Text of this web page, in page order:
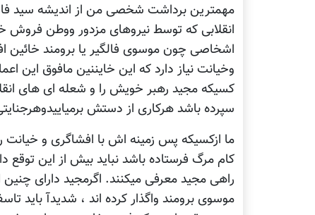
مهمترین برداشت شخصی من از اندیشه سید
انقلابی که توسط نیروهای مزدور ووطن
اشخاصی چون موسوی فالگیر یا برومند خائین
وخیانت نیاز دارد که این خایننین مافوق این
کسیکه مجید رهبر خویش را و شعله ای های
سپرده باشد هرکاری از دستش
ما ازکسیکه پس زمینه اش با افشاگری و خیانت
کام مرگ فرستاده باشد نباید بیش از این توقع
راهی مجید معرفی میکنند. اگرمجید دارای
موسوی برومند واگذار کرده اند ، شدیدآ باید